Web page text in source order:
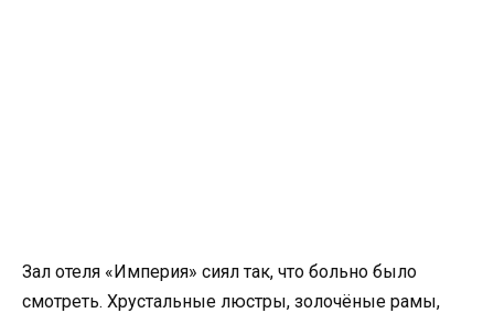
Зал отеля «Империя» сиял так, что больно было
смотреть. Хрустальные люстры, золочёные рамы,